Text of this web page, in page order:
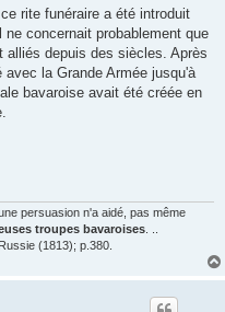
rite funéraire a été introduit
concernait probablement que
alliés depuis des siècles. Après
la Grande Armée jusqu'à
bavaroise avait été créée en
persuasion n'a aidé, pas même
troupes bavaroises
(1813); p.380.